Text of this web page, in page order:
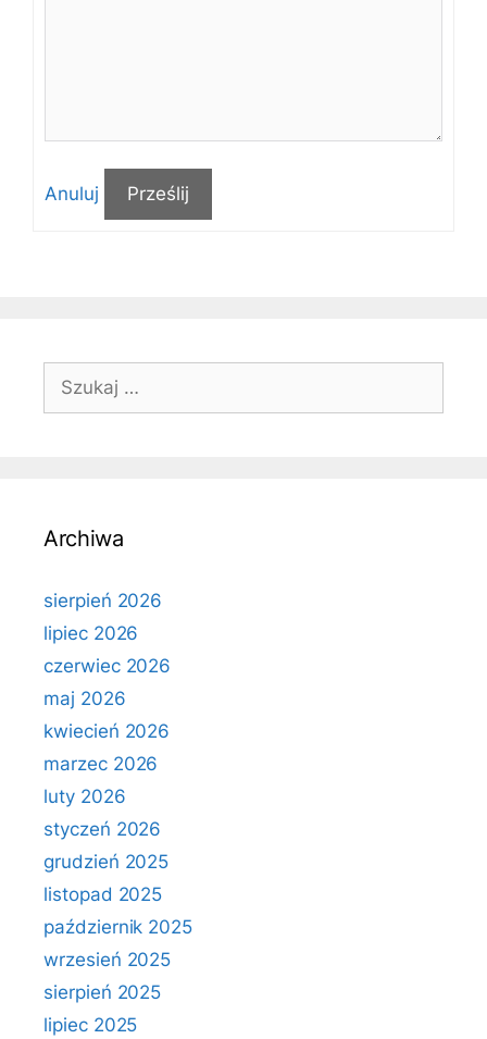
Anuluj Prześlij
Szukaj:
Archiwa
sierpień 2026
lipiec 2026
czerwiec 2026
maj 2026
kwiecień 2026
marzec 2026
luty 2026
styczeń 2026
grudzień 2025
listopad 2025
październik 2025
wrzesień 2025
sierpień 2025
lipiec 2025